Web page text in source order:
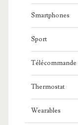
Smartphones
Sport
Télécommande
Thermostat
Wearables